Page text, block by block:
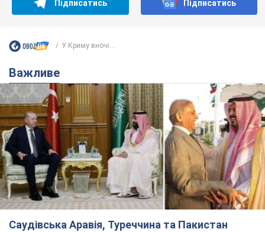
Підписатись Підписатись
У Криму вночі...
Важливе
Саудівська Аравія, Туреччина та Пакистан